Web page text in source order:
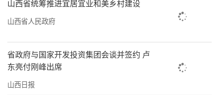
山西省统筹推进宜居宜业和美乡村建设
山西省人民政府
省政府与国家开发投资集团会谈并签约 卢
东亮付刚峰出席
山西日报